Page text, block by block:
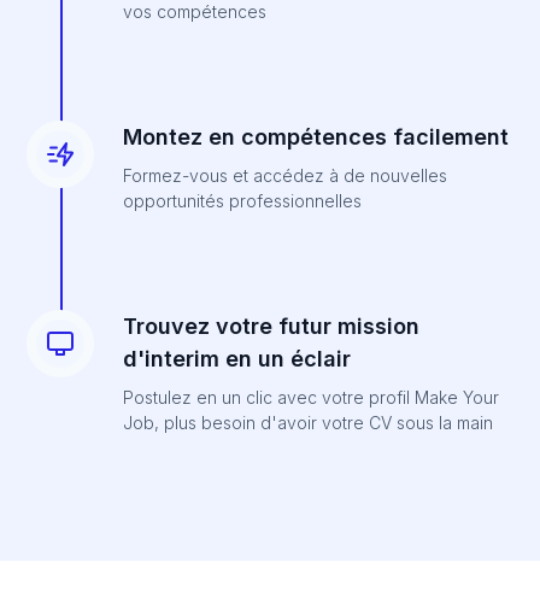
vos compétences
Montez en compétences facilement
Formez-vous et accédez à de nouvelles
opportunités professionnelles
Trouvez votre futur mission
d'interim en un éclair
Postulez en un clic avec votre profil Make Your
Job, plus besoin d'avoir votre CV sous la main